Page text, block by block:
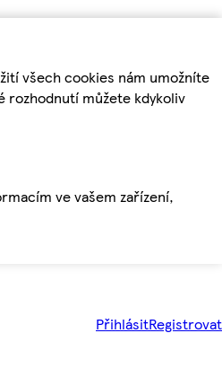
všech cookies nám umožníte
rozhodnutí můžete kdykoliv
ve vašem zařízení,
PřihlásitRegistrovat